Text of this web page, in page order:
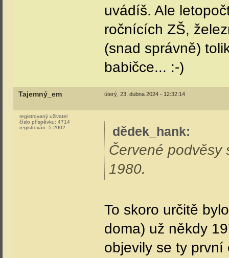
uvádíš. Ale
ročnících ZŠ,
(snad správně)
babičce... :-)
Tajemný_em úterý, 23. dubna 2024 - 12:32:14
registrovaný uživatel
číslo příspěvku: 4714
registrován: 5-2002 dědek_hank:
Červené podvěsy
1980.
To skoro určitě
doma) už někdy
objevily se ty